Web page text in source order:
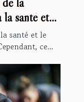
la
santé et
santé et le
ce...